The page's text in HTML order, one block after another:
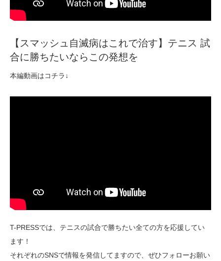
【スマッシュ自滅病はこれで治す】テニス 試
合に勝ちたいならこの発想を
本編動画はコチラ↓
T-PRESSでは、テニスの試合で勝ちたい全ての方を応援してい
ます！
それぞれのSNSで情報を発信してますので、ぜひフォローお願い